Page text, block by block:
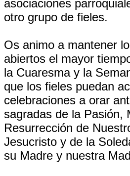
asociaciones
otro grupo de fieles.
Os animo a mantener
abiertos el mayor
la Cuaresma y la
que los fieles puedan
celebraciones a orar
sagradas de la Pasión,
Resurrección de
Jesucristo y de la
su Madre y nuestra